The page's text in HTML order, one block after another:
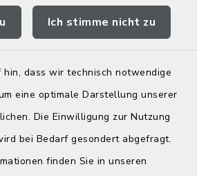
Ich stimme nicht zu
dass wir technisch notwendige
eine optimale Darstellung unserer
Die Einwilligung zur Nutzung
bei Bedarf gesondert abgefragt.
finden Sie in unseren